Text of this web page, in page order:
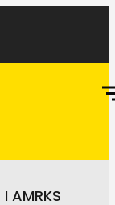
I AMRKS